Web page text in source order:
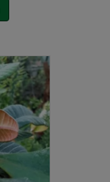
Varianten
auf.
Die
Optionen
können
auf
der
Produktseite